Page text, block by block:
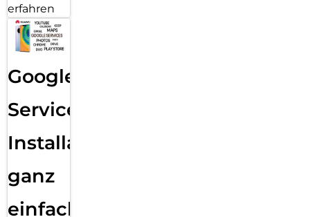
erfahren
Google
Services
Installation
ganz
einfach